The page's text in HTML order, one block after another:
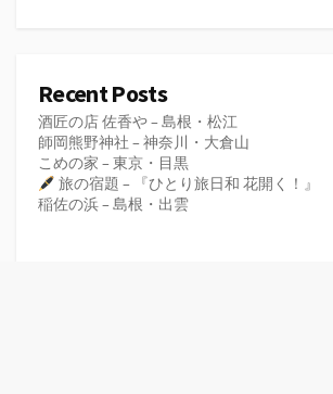
Recent Posts
酒匠の店 佐香や – 島根・松江
師岡熊野神社 – 神奈川・大倉山
こめの家 – 東京・目黒
旅の宿題 – 『ひとり旅日和 花開く！』
稲佐の浜 – 島根・出雲